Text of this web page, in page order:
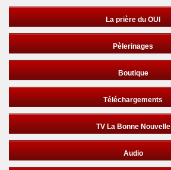
La prière du OUI
Pèlerinages
Boutique
Téléchargements
TV La Bonne Nouvelle
Audio